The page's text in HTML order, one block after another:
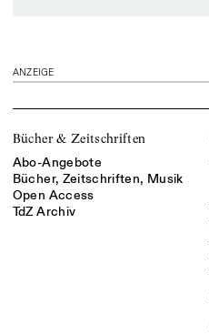
ANZEIGE
Bücher & Zeitschriften
Abo-Angebote
Bücher, Zeitschriften, Musik
Open Access
TdZ Archiv